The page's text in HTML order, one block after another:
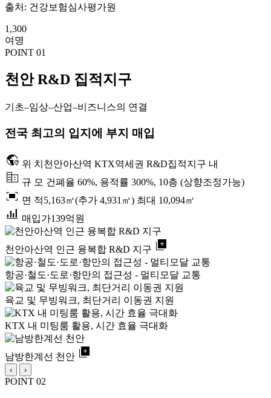
출처: 건강보험심사평가원
1,300
여명
POINT 01
천안 R&D 집적지구
기초–임상–산업–비즈니스의 연결
전국 최고의 입지에 부지 매입
globe_location_pin 위 치 천안아산역 KTX역세권 R&D집적지구 내
corporate_fare 규 모 건폐율 60%, 용적률 300%, 10층 (상향조정가능)
fit_screen 면 적5,163㎡(추가 4,931㎡) 최대 10,094㎡
bar_chart_4_bars 매입가139억원
천안아산역 인근 융복합 R&D 지구 library_add
항공·철도·도로·항만의 접근성 - 멀티모달 교통
육교 및 무빙워크, 최단거리 이동권 지원
KTX 내 미팅룸 활용, 시간 효율 극대화
남방한계선 천안 library_add
‹ ›
POINT 02